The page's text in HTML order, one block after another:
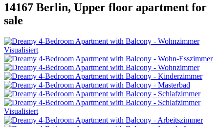
14167 Berlin, Upper floor apartment for
sale